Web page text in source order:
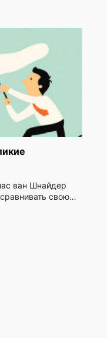
ван Шнайдер
свою…